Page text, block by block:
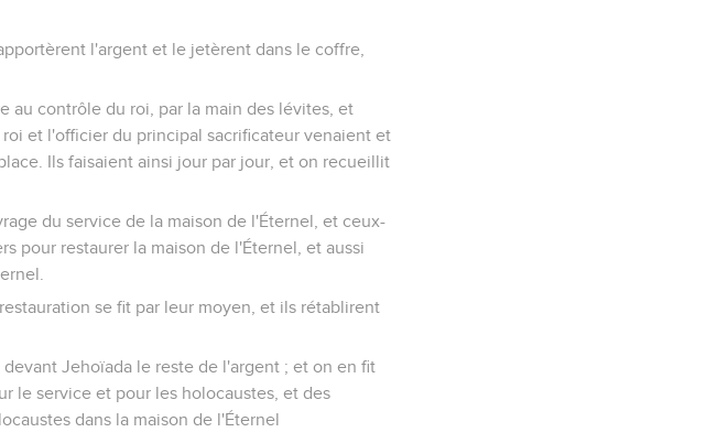
l'argent et le jetèrent dans le coffre,
au contrôle du roi, par la main des lévites, et
et l'officier du principal sacrificateur venaient et
Ils faisaient ainsi jour par jour, et on recueillit
du service de la maison de l'Éternel, et ceux-
pour restaurer la maison de l'Éternel, et aussi
se fit par leur moyen, et ils rétablirent
Jehoïada le reste de l'argent ; et on en fit
le service et pour les holocaustes, et des
dans la maison de l'Éternel